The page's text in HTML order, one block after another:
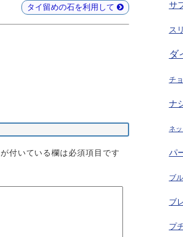
タイ留めの石を利用して
が付いている欄は必須項目です
サ
ス
ダ
チ
ナ
ネ
パ
ブ
ブ
プ